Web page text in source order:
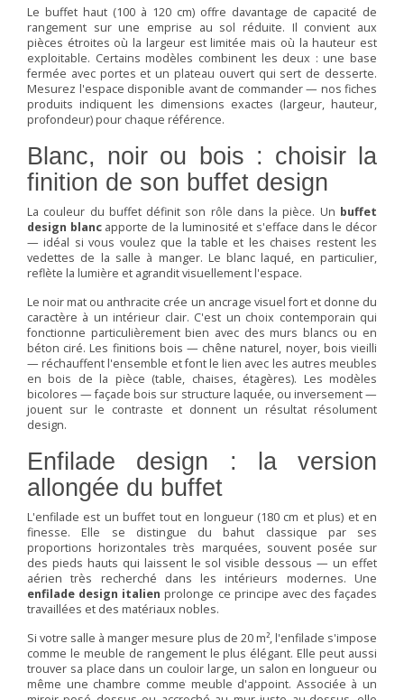
Le buffet haut (100 à 120 cm) offre davantage de capacité de
rangement sur une emprise au sol réduite. Il convient aux
pièces étroites où la largeur est limitée mais où la hauteur est
exploitable. Certains modèles combinent les deux : une base
fermée avec portes et un plateau ouvert qui sert de desserte.
Mesurez l'espace disponible avant de commander — nos fiches
produits indiquent les dimensions exactes (largeur, hauteur,
profondeur) pour chaque référence.
Blanc, noir ou bois : choisir la
finition de son buffet design
La couleur du buffet définit son rôle dans la pièce. Un buffet
design blancapporte de la luminosité et s'efface dans le décor
— idéal si vous voulez que la table et les chaises restent les
vedettes de la salle à manger. Le blanc laqué, en particulier,
reflète la lumière et agrandit visuellement l'espace.
Le noir mat ou anthracite crée un ancrage visuel fort et donne du
caractère à un intérieur clair. C'est un choix contemporain qui
fonctionne particulièrement bien avec des murs blancs ou en
béton ciré. Les finitions bois — chêne naturel, noyer, bois vieilli
— réchauffent l'ensemble et font le lien avec les autres meubles
en bois de la pièce (table, chaises, étagères). Les modèles
bicolores — façade bois sur structure laquée, ou inversement —
jouent sur le contraste et donnent un résultat résolument
design.
Enfilade design : la version
allongée du buffet
L'enfilade est un buffet tout en longueur (180 cm et plus) et en
finesse. Elle se distingue du bahut classique par ses
proportions horizontales très marquées, souvent posée sur
des pieds hauts qui laissent le sol visible dessous — un effet
aérien très recherché dans les intérieurs modernes. Une
enfilade design italien prolonge ce principe avec des façades
travaillées et des matériaux nobles.
Si votre salle à manger mesure plus de 20 m², l'enfilade s'impose
comme le meuble de rangement le plus élégant. Elle peut aussi
trouver sa place dans un couloir large, un salon en longueur ou
même une chambre comme meuble d'appoint. Associée à un